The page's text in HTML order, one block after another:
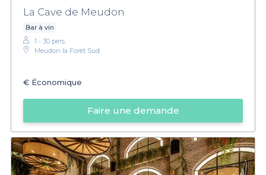
La Cave de Meudon
Bar à vin
1 - 30 pers.
Meudon la Forêt Sud
€ Économique
Faire une demande